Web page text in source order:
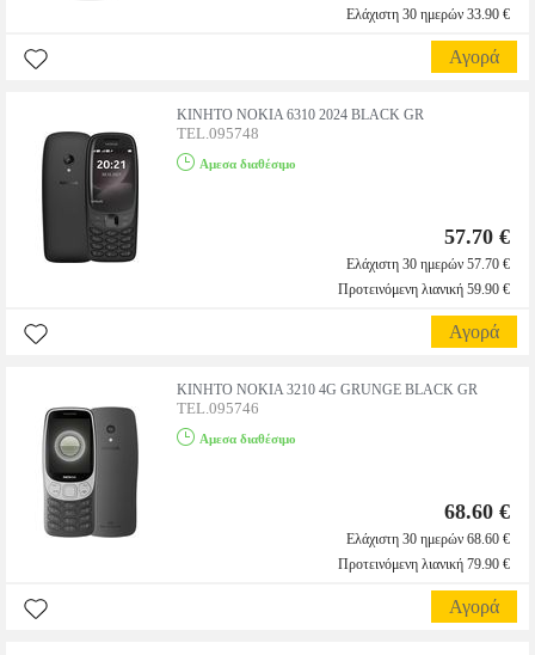
Ελάχιστη 30 ημερών 33.90 €
Αγορά
ΚΙΝΗΤΟ NOKIA 6310 2024 BLACK GR
TEL.095748
Αμεσα διαθέσιμο
57.70 €
Ελάχιστη 30 ημερών 57.70 €
Προτεινόμενη λιανική 59.90 €
Αγορά
ΚΙΝΗΤΟ NOKIA 3210 4G GRUNGE BLACK GR
TEL.095746
Αμεσα διαθέσιμο
68.60 €
Ελάχιστη 30 ημερών 68.60 €
Προτεινόμενη λιανική 79.90 €
Αγορά